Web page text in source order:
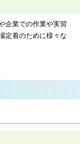
企業での作業や実習
定着のために様々な